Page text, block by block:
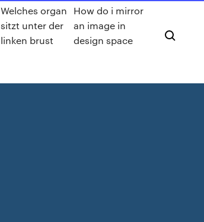
Welches organ
sitzt unter der
linken brust
How do i mirror
an image in
design space